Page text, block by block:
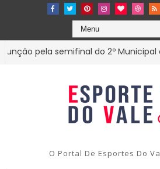
pela semifinal do 2º Municipal de
O Portal De Esportes Do